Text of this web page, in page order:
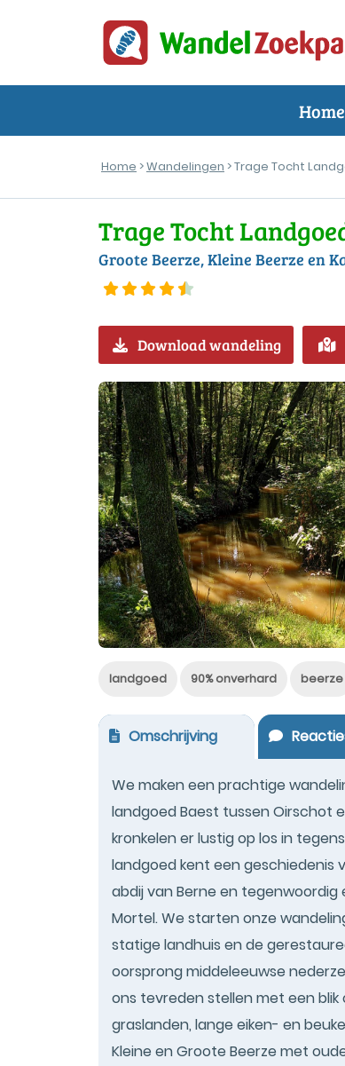
Home
Home >Wandelingen > Trage Tocht
Trage Tocht
Groote Beerze, Kleine Beerze en
Download wandeling
landgoed 90% onverhard beerze
Omschrijving
We maken een prachtige
landgoed Baest tussen Oirschot
kronkelen er lustig op los in
landgoed kent een geschiedenis
abdij van Berne en
Mortel. We starten onze
statige landhuis en de
oorsprong middeleeuwse
ons tevreden stellen met een
graslanden, lange eiken- en
Kleine en Groote Beerze met